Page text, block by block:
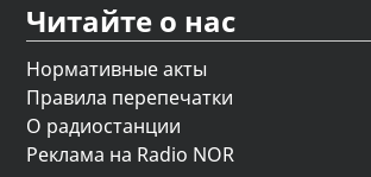
Читайте о нас
Нормативные акты
Правила перепечатки
О радиостанции
Реклама на Radio NOR